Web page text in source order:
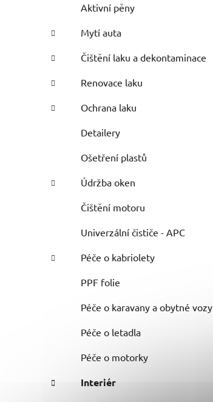
l
Aktivní pěny
Mytí auta
Čištění laku a dekontaminace
Renovace laku
Ochrana laku
Detailery
Ošetření plastů
Údržba oken
Čištění motoru
Univerzální čističe - APC
Péče o kabriolety
PPF folie
Péče o karavany a obytné vozy
Péče o letadla
Péče o motorky
Interiér